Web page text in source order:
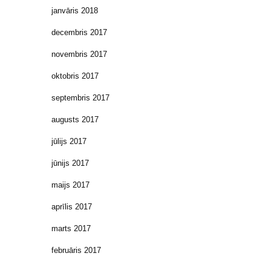
janvāris 2018
decembris 2017
novembris 2017
oktobris 2017
septembris 2017
augusts 2017
jūlijs 2017
jūnijs 2017
maijs 2017
aprīlis 2017
marts 2017
februāris 2017